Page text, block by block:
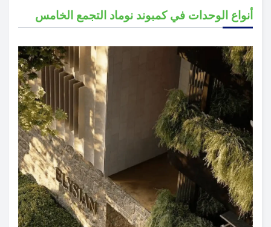
أنواع الوحدات في كمبوند نوماد التجمع الخامس